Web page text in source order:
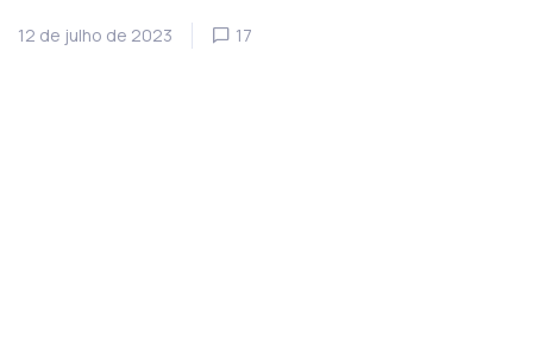
12 de julho de 2023 17